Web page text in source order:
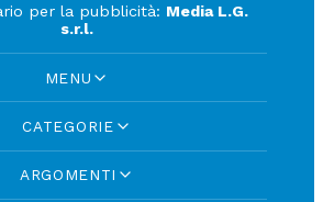
per la pubblicità: Media L.G.
s.r.l.
MENU
CATEGORIE
ARGOMENTI